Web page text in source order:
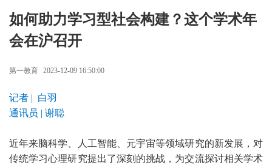
如何助力学习型社会构建？这个学术年
会在沪召开
第一教育 2023-12-09 16:50:00
记者 | 白羽
通讯员 | 谢聪
近年来脑科学、人工智能、元宇宙等领域研究的新发展，对
传统学习心理研究提出了深刻的挑战，为交流探讨相关学术